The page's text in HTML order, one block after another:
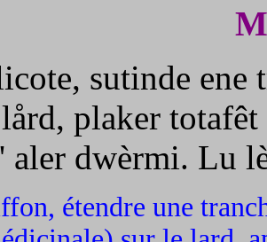
sutinde
plaker
aler dwèrmi. Lu
étendre une